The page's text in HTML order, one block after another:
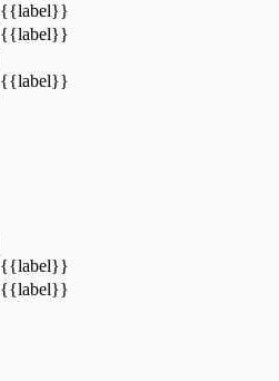
{{label}}
{{label}}
{{label}}
{{label}}
{{label}}